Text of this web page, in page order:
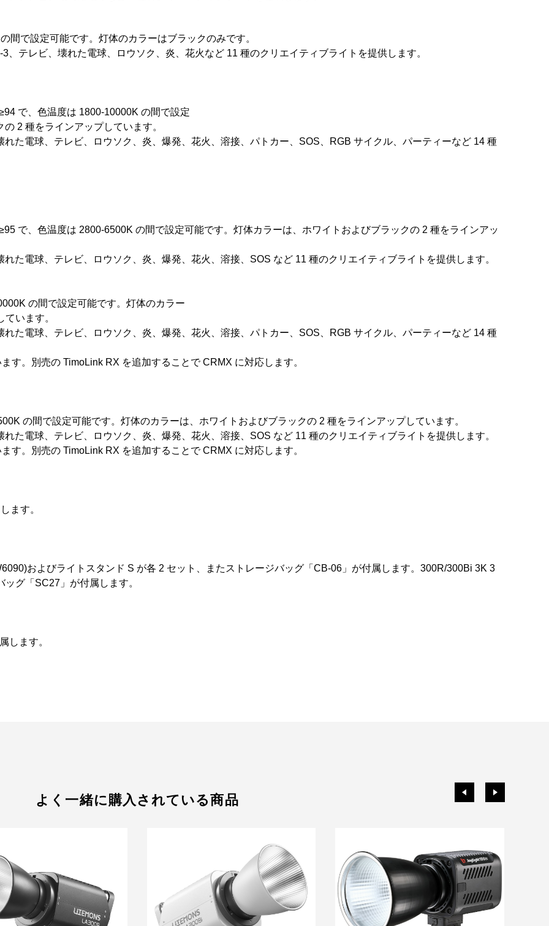
間で設定可能です。灯体のカラーはブラックのみです。
テレビ、壊れた電球、ロウソク、炎、花火など 11 種のクリエイティブライトを提供します。
で、色温度は 1800-10000K の間で設定
2 種をラインアップしています。
た電球、テレビ、ロウソク、炎、爆発、花火、溶接、パトカー、SOS、RGB サイクル、パーティーなど 14 種
で、色温度は 2800-6500K の間で設定可能です。灯体カラーは、ホワイトおよびブラックの 2 種をラインアッ
た電球、テレビ、ロウソク、炎、爆発、花火、溶接、SOS など 11 種のクリエイティブライトを提供します。
の間で設定可能です。灯体のカラー
います。
た電球、テレビ、ロウソク、炎、爆発、花火、溶接、パトカー、SOS、RGB サイクル、パーティーなど 14 種
す。別売の TimoLink RX を追加することで CRMX に対応します。
の間で設定可能です。灯体のカラーは、ホワイトおよびブラックの 2 種をラインアップしています。
た電球、テレビ、ロウソク、炎、爆発、花火、溶接、SOS など 11 種のクリエイティブライトを提供します。
す。別売の TimoLink RX を追加することで CRMX に対応します。
ます。
およびライトスタンド S が各 2 セット、またストレージバッグ「CB-06」が付属します。300R/300Bi 3K 3
グ「SC27」が付属します。
します。
よく一緒に購入されている商品